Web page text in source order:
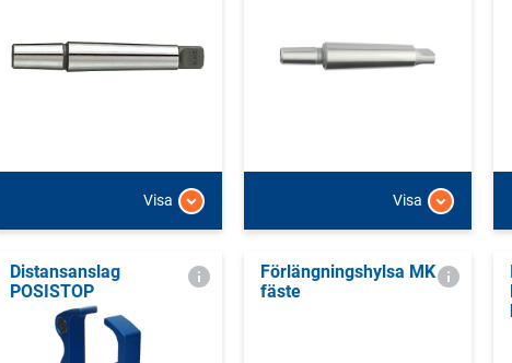
Visa Visa
Distansanslag
POSISTOP
Förlängningshylsa MK
fäste